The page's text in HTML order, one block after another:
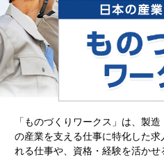
「ものづくりワークス」は、製
の産業を支える仕事に特化した
れる仕事や、資格・経験を活か